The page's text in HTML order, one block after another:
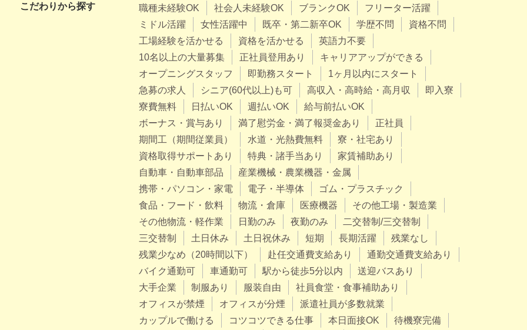
こだわりから探す 職種未経験OK 社会人未経験OK ブランクOK
フリーター活躍
ミドル活躍
女性活躍中 既卒・第二新卒OK 学歴不問
資格不問
工場経験を活かせる
資格を活かせる
英語力不要
10名以上の大量募集
正社員登用あり
キャリアアップができる
オープニングスタッフ
即勤務スタート
1ヶ月以内にスタート
急募の求人
シニア(60代以上)も可 高収入・高時給・高月収
即入寮
寮費無料
日払いOK 週払いOK
給与前払いOK
ボーナス・賞与あり
満了慰労金・満了報奨金あり
正社員
期間工（期間従業員）
水道・光熱費無料
寮・社宅あり
資格取得サポートあり
特典・諸手当あり
家賃補助あり
自動車・自動車部品
産業機械・農業機器・金属
携帯・パソコン・家電
電子・半導体
ゴム・プラスチック
食品・フード・飲料
物流・倉庫 医療機器
その他工場・製造業
その他物流・軽作業
日勤のみ 夜勤のみ
二交替制/三交替制
三交替制
土日休み 土日祝休み 短期 長期活躍
残業なし
残業少なめ（20時間以下）
赴任交通費支給あり
通勤交通費支給あり
バイク通勤可
車通勤可 駅から徒歩5分以内
送迎バスあり
大手企業
制服あり 服装自由
社員食堂・食事補助あり
オフィスが禁煙
オフィスが分煙
派遣社員が多数就業
カップルで働ける
コツコツできる仕事 本日面接OK 待機寮完備